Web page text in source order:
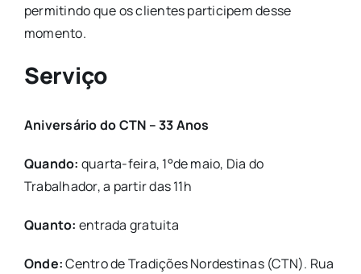
permitindo que os clientes participem desse
momento.
Serviço
Aniversário do CTN – 33 Anos
Quando: quarta-feira, 1°de maio, Dia do
Trabalhador, a partir das 11h
Quanto: entrada gratuita
Onde:Centro de Tradições Nordestinas (CTN). Rua